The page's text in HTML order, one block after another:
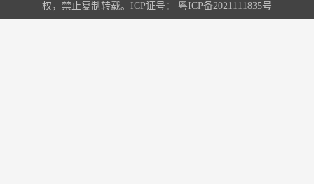
权，禁止复制转载。ICP证号： 粤ICP备2021111835号